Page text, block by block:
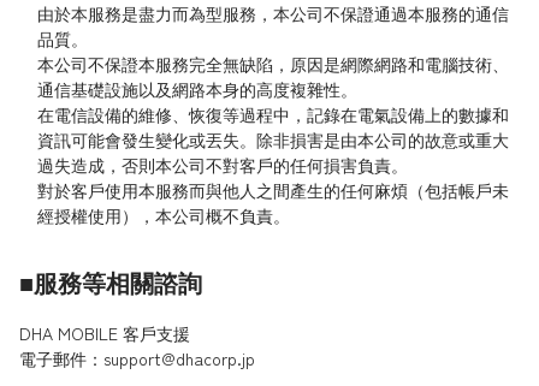
由於本服務是盡力而為型服務，本公司不保證通過本服務的通信
品質。
本公司不保證本服務完全無缺陷，原因是網際網路和電腦技術、
通信基礎設施以及網路本身的高度複雜性。
在電信設備的維修、恢復等過程中，記錄在電氣設備上的數據和
資訊可能會發生變化或丟失。除非損害是由本公司的故意或重大
過失造成，否則本公司不對客戶的任何損害負責。
對於客戶使用本服務而與他人之間產生的任何麻煩（包括帳戶未
經授權使用），本公司概不負責。
■服務等相關諮詢
DHA MOBILE 客戶支援
電子郵件：support@dhacorp.jp